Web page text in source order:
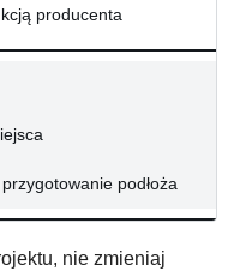
producenta
podłoża
nie zmieniaj